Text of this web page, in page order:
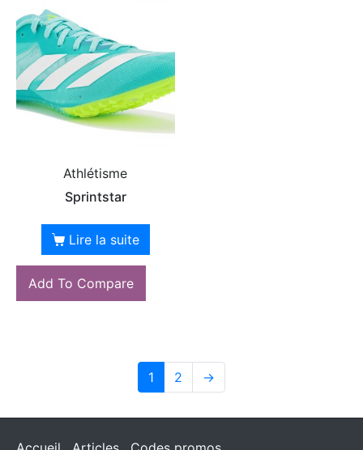
Athlétisme
Sprintstar
Lire la suite
Add To Compare
1 2 →